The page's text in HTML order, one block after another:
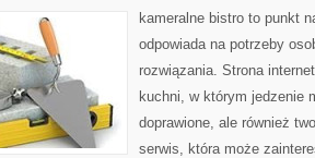
kameralne bistro to punkt
odpowiada na potrzeby
rozwiązania. Strona
kuchni, w którym jedzenie
doprawione, ale również
serwis, która może